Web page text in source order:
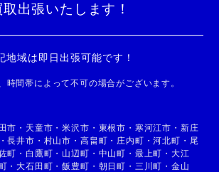
取出張いたします！
地域は即日出張可能です！
時間帯によって不可の場合がございます。
市 ・ 天童市 ・米沢市 ・ 東根市 ・ 寒河江市 ・ 新庄
・長井市 ・ 村山市 ・ 高畠町 ・ 庄内町 ・河北町 ・ 尾
町 ・ 白鷹町 ・ 山辺町 ・ 中山町 ・ 最上町 ・ 大江
・大石田町 ・飯豊町 ・ 朝日町 ・ 三川町 ・ 金山